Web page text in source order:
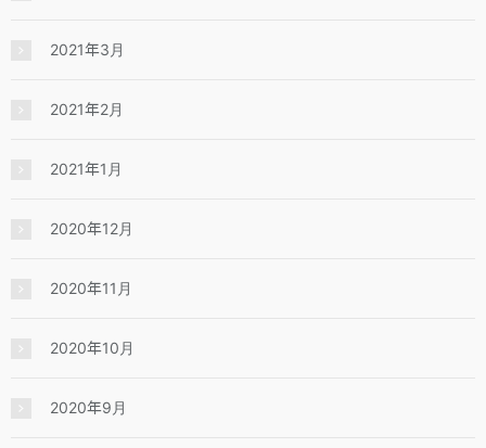
2021年3月
2021年2月
2021年1月
2020年12月
2020年11月
2020年10月
2020年9月